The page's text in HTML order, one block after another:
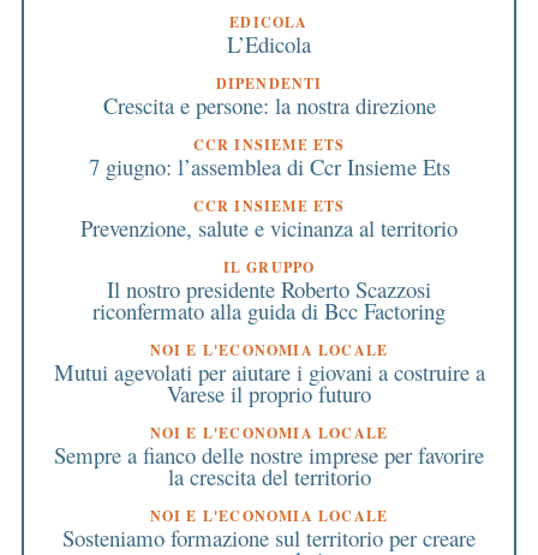
EDICOLA
L’Edicola
DIPENDENTI
Crescita e persone: la nostra direzione
CCR INSIEME ETS
7 giugno: l’assemblea di Ccr Insieme Ets
CCR INSIEME ETS
Prevenzione, salute e vicinanza al territorio
IL GRUPPO
Il nostro presidente Roberto Scazzosi
riconfermato alla guida di Bcc Factoring
NOI E L'ECONOMIA LOCALE
Mutui agevolati per aiutare i giovani a costruire a
Varese il proprio futuro
NOI E L'ECONOMIA LOCALE
Sempre a fianco delle nostre imprese per favorire
la crescita del territorio
NOI E L'ECONOMIA LOCALE
Sosteniamo formazione sul territorio per creare